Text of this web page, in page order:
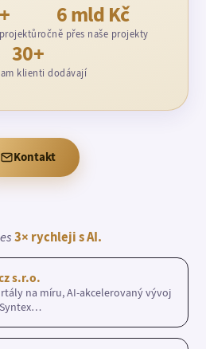
6 mld Kč
ročně přes naše projekty
30+
klienti dodávají
Kontakt
3× rychleji s AI.
s.r.o.
na míru, AI-akcelerovaný vývoj
Syntex…